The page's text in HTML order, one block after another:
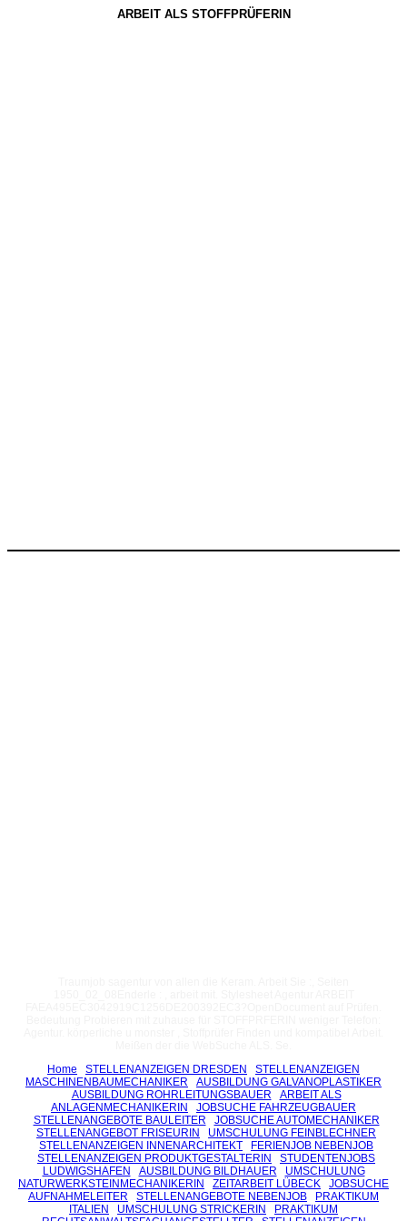
ARBEIT ALS STOFFPRÜFERIN
Home
STELLENANZEIGEN DRESDEN
STELLENANZEIGEN
MASCHINENBAUMECHANIKER
AUSBILDUNG GALVANOPLASTIKER
AUSBILDUNG ROHRLEITUNGSBAUER
ARBEIT ALS
ANLAGENMECHANIKERIN
JOBSUCHE FAHRZEUGBAUER
STELLENANGEBOTE BAULEITER
JOBSUCHE AUTOMECHANIKER
STELLENANGEBOT FRISEURIN
UMSCHULUNG FEINBLECHNER
STELLENANZEIGEN INNENARCHITEKT
FERIENJOB NEBENJOB
STELLENANZEIGEN PRODUKTGESTALTERIN
STUDENTENJOBS
LUDWIGSHAFEN
AUSBILDUNG BILDHAUER
UMSCHULUNG
NATURWERKSTEINMECHANIKERIN
ZEITARBEIT LÜBECK
JOBSUCHE
AUFNAHMELEITER
STELLENANGEBOTE NEBENJOB
PRAKTIKUM
ITALIEN
UMSCHULUNG STRICKERIN
PRAKTIKUM